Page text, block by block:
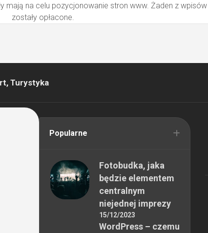
mają na celu pozycjonowanie stron www. Żaden z
zostały opłacone.
Turystyka
Popularne
Fotobudka, jaka
będzie elementem
centralnym
niejednej imprezy
15/12/2023
WordPress – czemu